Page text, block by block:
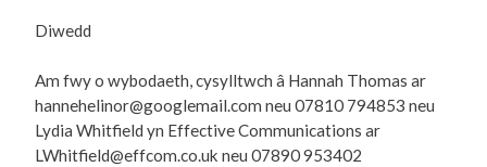
Diwedd
Am fwy o wybodaeth, cysylltwch â Hannah Thomas ar
hannehelinor@googlemail.com neu 07810 794853 neu
Lydia Whitfield yn Effective Communications ar
LWhitfield@effcom.co.uk neu 07890 953402